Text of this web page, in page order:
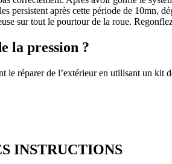
persistent après cette période de 10mn,
sur tout le pourtour de la roue.
la pression ?
le réparer de l’extérieur en utilisant un kit
INSTRUCTIONS